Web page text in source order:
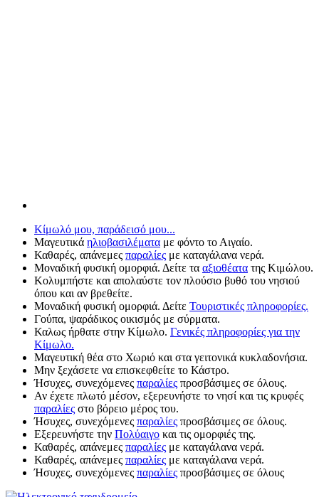
Κίμωλό μου, παράδεισό μου...
Μαγευτικά ηλιοβασιλέματα με φόντο το Αιγαίο.
Καθαρές, απάνεμες παραλίες με καταγάλανα νερά.
Μοναδική φυσική ομορφιά. Δείτε τα αξιοθέατα της Κιμώλου.
Κολυμπήστε και απολαύστε τον πλούσιο βυθό του νησιού
όπου και αν βρεθείτε.
Μοναδική φυσική ομορφιά. Δείτε Τουριστικές πληροφορίες.
Γούπα, ψαράδικος οικισμός με σύρματα.
Καλως ήρθατε στην Κίμωλο. Γενικές πληροφορίες για την
Κίμωλο.
Μαγευτική θέα στο Χωριό και στα γειτονικά κυκλαδονήσια.
Μην ξεχάσετε να επισκεφθείτε το Κάστρο.
Ήσυχες, συνεχόμενες παραλίες προσβάσιμες σε όλους.
Αν έχετε πλωτό μέσον, εξερευνήστε το νησί και τις κρυφές
παραλίες στο βόρειο μέρος του.
Ήσυχες, συνεχόμενες παραλίες προσβάσιμες σε όλους.
Εξερευνήστε την Πολύαιγο και τις ομορφιές της.
Καθαρές, απάνεμες παραλίες με καταγάλανα νερά.
Καθαρές, απάνεμες παραλίες με καταγάλανα νερά.
Ήσυχες, συνεχόμενες παραλίες προσβάσιμες σε όλους